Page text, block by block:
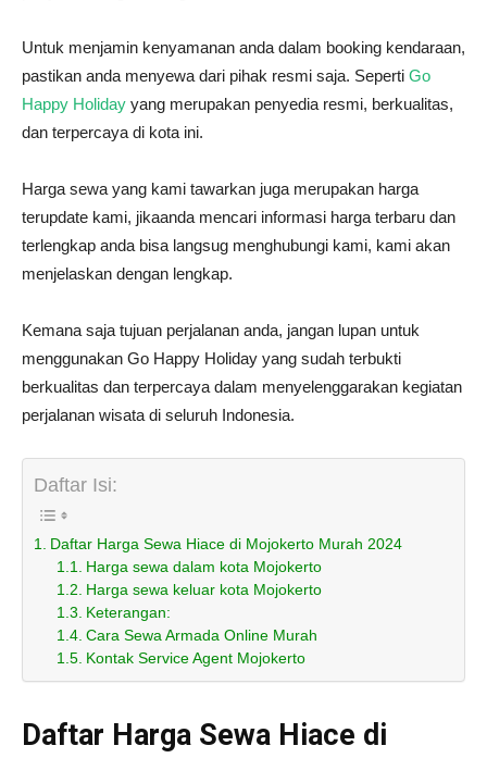
Untuk menjamin kenyamanan anda dalam booking kendaraan,
pastikan anda menyewa dari pihak resmi saja. Seperti Go
Happy Holiday yang merupakan penyedia resmi, berkualitas,
dan terpercaya di kota ini.
Harga sewa yang kami tawarkan juga merupakan harga
terupdate kami, jikaanda mencari informasi harga terbaru dan
terlengkap anda bisa langsug menghubungi kami, kami akan
menjelaskan dengan lengkap.
Kemana saja tujuan perjalanan anda, jangan lupan untuk
menggunakan Go Happy Holiday yang sudah terbukti
berkualitas dan terpercaya dalam menyelenggarakan kegiatan
perjalanan wisata di seluruh Indonesia.
Daftar Isi:
Daftar Harga Sewa Hiace di Mojokerto Murah 2024
Harga sewa dalam kota Mojokerto
Harga sewa keluar kota Mojokerto
Keterangan:
Cara Sewa Armada Online Murah
Kontak Service Agent Mojokerto
Daftar Harga Sewa Hiace di